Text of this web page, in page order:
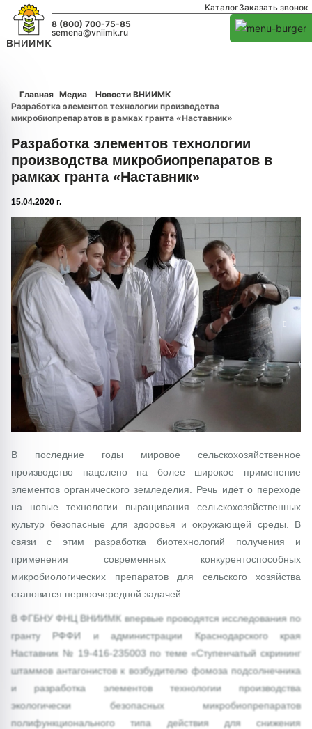
КаталогЗаказать звонок
8 (800) 700-75-85
semena@vniimk.ru
Главная Медиа
Новости ВНИИМК
Разработка элементов технологии производства
микробиопрепаратов в рамках гранта «Наставник»
Разработка элементов технологии
производства микробиопрепаратов в
рамках гранта «Наставник»
15.04.2020 г.
1/0
В последние годы мировое сельскохозяйственное
производство нацелено на более широкое применение
элементов органического земледелия. Речь идёт о переходе
на новые технологии выращивания сельскохозяйственных
культур безопасные для здоровья и окружающей среды. В
связи с этим разработка биотехнологий получения и
применения современных конкурентоспособных
микробиологических препаратов для сельского хозяйства
становится первоочередной задачей.
В ФГБНУ ФНЦ ВНИИМК впервые проводятся исследования по
гранту РФФИ и администрации Краснодарского края
Наставник № 19-416-235003 по теме «Ступенчатый скрининг
штаммов антагонистов к возбудителю фомоза подсолнечника
и разработка элементов технологии производства
экологически безопасных микробиопрепаратов
полифункционального типа действия для снижения